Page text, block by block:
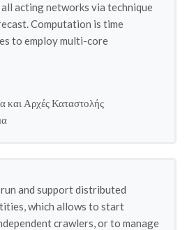
acting networks via technique
Computation is time
to employ multi-core
και Αρχές Καταστολής
and support distributed
which allows to start
crawlers, or to manage